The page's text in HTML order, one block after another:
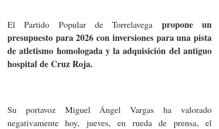
El Partido Popular de Torrelavega propone un
presupuesto para 2026 con inversiones para una pista
de atletismo homologada y la adquisición del antiguo
hospital de Cruz Roja.
Su portavoz Miguel Ángel Vargas ha valorado
negativamente hoy, jueves, en rueda de prensa, el